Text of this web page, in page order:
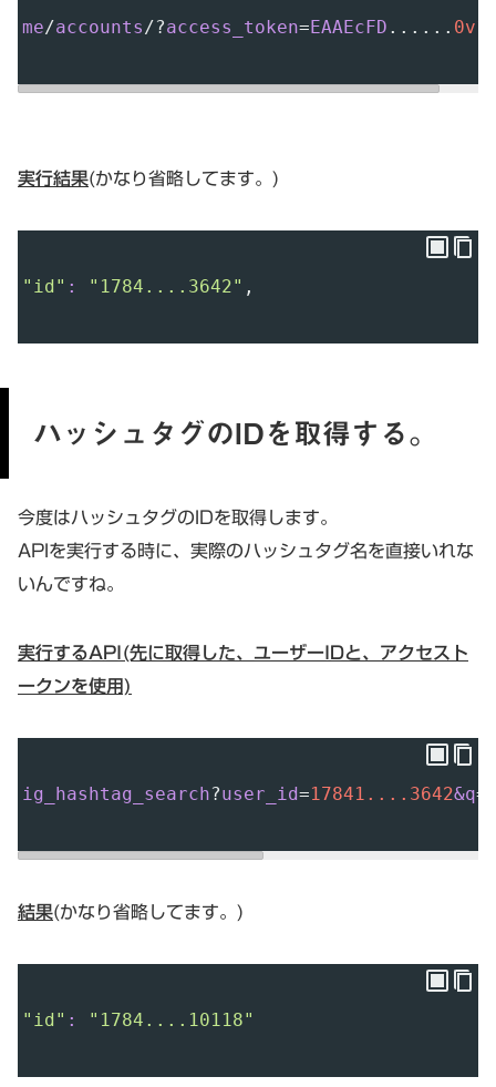
me/accounts/?access_token=EAAEcFD ......
実行結果(かなり省略してます。)
"id" : "1784....3642" ,
ハッシュタグのIDを取得する。
今度はハッシュタグのIDを取得します。
APIを実行する時に、実際のハッシュタグ名を直接いれな
いんですね。
実行するAPI(先に取得した、ユーザーIDと、アクセスト
ークンを使用)
ig_hashtag_search?user_id=17841....3642&q=
結果(かなり省略してます。)
"id" : "1784....10118"